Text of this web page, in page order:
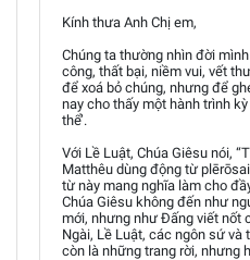
Kính thưa Anh Chị em,
Chúng ta thường nhìn đời
công, thất bại, niềm vui, vết
để xoá bỏ chúng, nhưng để
nay cho thấy một hành trình
thể’.
Với Lề Luật, Chúa Giêsu nói,
Matthêu dùng động từ
từ này mang nghĩa làm cho
Chúa Giêsu không đến như
mới, nhưng như Đấng viết nốt
Ngài, Lề Luật, các ngôn sứ
còn là những trang rời, nhưng